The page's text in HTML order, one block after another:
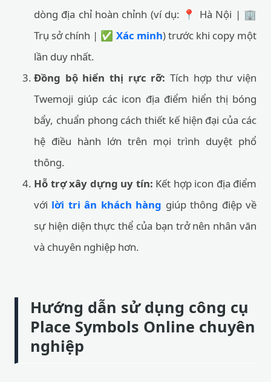
dòng địa chỉ hoàn chỉnh (ví dụ: 📍 Hà Nội | 🏢
Trụ sở chính | ✅ Xác minh) trước khi copy một
lần duy nhất.
Đồng bộ hiển thị rực rỡ: Tích hợp thư viện
Twemoji giúp các icon địa điểm hiển thị bóng
bẩy, chuẩn phong cách thiết kế hiện đại của các
hệ điều hành lớn trên mọi trình duyệt phổ
thông.
Hỗ trợ xây dựng uy tín: Kết hợp icon địa điểm
với lời tri ân khách hàng giúp thông điệp về
sự hiện diện thực thể của bạn trở nên nhân văn
và chuyên nghiệp hơn.
Hướng dẫn sử dụng công cụ
Place Symbols Online chuyên
nghiệp